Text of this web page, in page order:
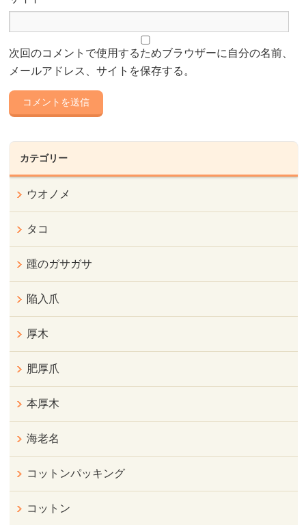
次回のコメントで使用するためブラウザーに自分の名前、
メールアドレス、サイトを保存する。
カテゴリー
ウオノメ
タコ
踵のガサガサ
陥入爪
厚木
肥厚爪
本厚木
海老名
コットンパッキング
コットン